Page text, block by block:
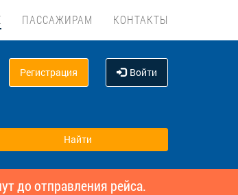
ПАССАЖИРАМ КОНТАКТЫ
Регистрация Войти
до отправления рейса.